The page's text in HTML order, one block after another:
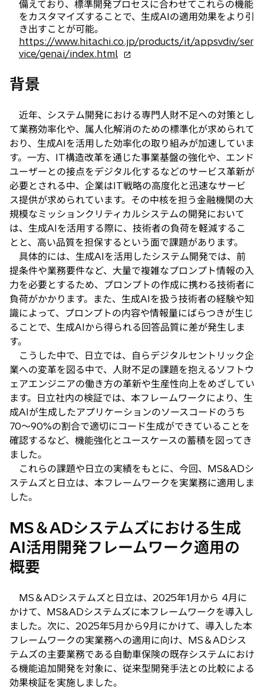
備えており、標準開発プロセスに合わせてこれらの機能
をカスタマイズすることで、生成AIの適用効果をより引
き出すことが可能。
https://www.hitachi.co.jp/products/it/appsvdiv/ser
vice/genai/index.html新
で
開
く
背景
近年、システム開発における専門人財不足への対策とし
て業務効率化や、属人化解消のための標準化が求められて
おり、生成AIを活用した効率化の取り組みが加速していま
す。一方、IT構造改革を通じた事業基盤の強化や、エンド
ユーザーとの接点をデジタル化するなどのサービス革新が
必要とされる中、企業はIT戦略の高度化と迅速なサービ
ス提供が求められています。その中核を担う金融機関の大
規模なミッションクリティカルシステムの開発において
は、生成AIを活用する際に、技術者の負荷を軽減するこ
とと、高い品質を担保するという面で課題があります。
具体的には、生成AIを活用したシステム開発では、前
提条件や業務要件など、大量で複雑なプロンプト情報の入
力を必要とするため、プロンプトの作成に携わる技術者に
負荷がかかります。また、生成AIを扱う技術者の経験や知
識によって、プロンプトの内容や情報量にばらつきが生じ
ることで、生成AIから得られる回答品質に差が発生しま
す。
こうした中で、日立では、自らデジタルセントリック企
業への変革を図る中で、人財不足の課題を抱えるソフトウ
ェアエンジニアの働き方の革新や生産性向上をめざしてい
ます。日立社内の検証では、本フレームワークにより、生
成AIが生成したアプリケーションのソースコードのうち
70～90%の割合で適切にコード生成ができていることを
確認するなど、機能強化とユースケースの蓄積を図ってき
ました。
これらの課題や日立の実績をもとに、今回、MS&ADシ
ステムズと日立は、本フレームワークを実業務に適用しま
した。
MS＆ADシステムズにおける生成
AI活用開発フレームワーク適用の
概要
MS＆ADシステムズと日立は、2025年1月から 4月に
かけて、MS&ADシステムズに本フレームワークを導入し
ました。次に、2025年5月から9月にかけて、導入した本
フレームワークの実業務への適用に向け、MS＆ADシス
テムズの主要業務である自動車保険の既存システムにおけ
る機能追加開発を対象に、従来型開発手法との比較による
効果検証を実施しました。